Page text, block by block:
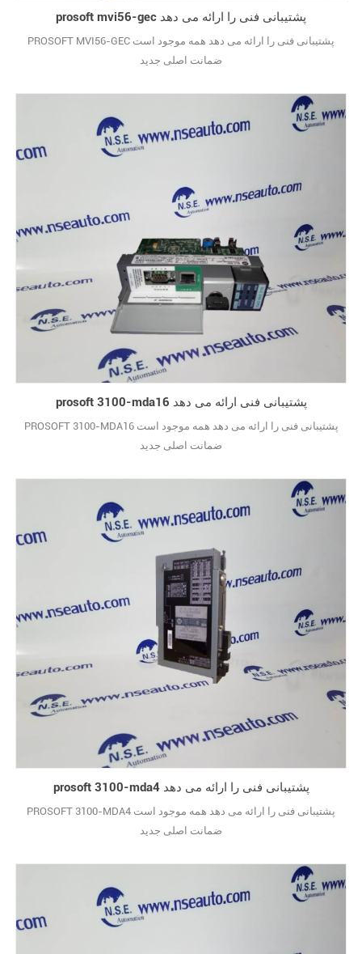
prosoft mvi56-gec پشتیبانی فنی را ارائه می دهد
PROSOFT MVI56-GEC پشتیبانی فنی را ارائه می دهد همه موجود است
ضمانت اصلی جدید
prosoft 3100-mda16 پشتیبانی فنی ارائه می دهد
PROSOFT 3100-MDA16 پشتیبانی فنی را ارائه می دهد همه موجود است
ضمانت اصلی جدید
prosoft 3100-mda4 پشتیبانی فنی را ارائه می دهد
PROSOFT 3100-MDA4 پشتیبانی فنی را ارائه می دهد همه موجود است
ضمانت اصلی جدید